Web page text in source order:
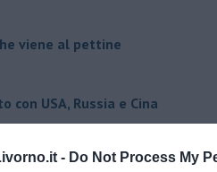
- Do Not Process My
viene al pettine
con USA, Russia e Cina
1966